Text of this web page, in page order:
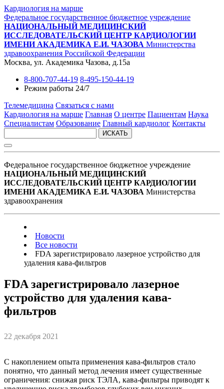
Кардиология на марше
Федеральное государственное бюджетное учреждение
НАЦИОНАЛЬНЫЙ МЕДИЦИНСКИЙ
ИССЛЕДОВАТЕЛЬСКИЙ ЦЕНТР КАРДИОЛОГИИ
ИМЕНИ АКАДЕМИКА Е.И. ЧАЗОВА Министерства
здравоохранения Российской Федерации
Москва, ул. Академика Чазова, д.15а
8-800-707-44-19 8-495-150-44-19
Режим работы 24/7
Телемедицина Связаться с нами
Кардиология на марше Главная О центре Пациентам Наука
Специалистам Образование Главный кардиолог Контакты
ИСКАТЬ
Федеральное государственное бюджетное учреждение
НАЦИОНАЛЬНЫЙ МЕДИЦИНСКИЙ
ИССЛЕДОВАТЕЛЬСКИЙ ЦЕНТР КАРДИОЛОГИИ
ИМЕНИ АКАДЕМИКА Е.И. ЧАЗОВА Министерства
здравоохранения
Новости
Все новости
FDA зарегистрировало лазерное устройство для
удаления кава-фильтров
FDA зарегистрировало лазерное
устройство для удаления кава-
фильтров
22 декабря 2021
С накоплением опыта применения кава-фильтров стало
понятно, что данный метод лечения имеет существенные
ограничения: снижая риск ТЭЛА, кава-фильтры приводят к